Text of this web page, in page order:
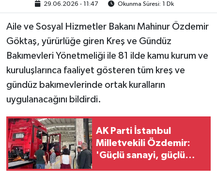
29.06.2026 - 11:47 Okunma Süresi: 1 Dk
Aile ve Sosyal Hizmetler Bakanı Mahinur Özdemir
Göktaş, yürürlüğe giren Kreş ve Gündüz
Bakımevleri Yönetmeliği ile 81 ilde kamu kurum ve
kuruluşlarınca faaliyet gösteren tüm kreş ve
gündüz bakımevlerinde ortak kuralların
uygulanacağını bildirdi.
AK Parti İstanbul
Milletvekili Özdemir:
'Güçlü sanayi, güçlü